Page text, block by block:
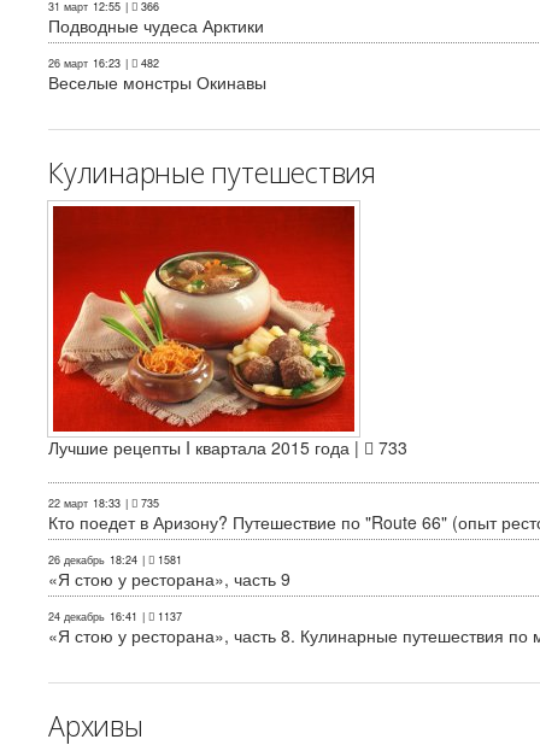
31 март 12:55 | 366
Подводные чудеса Арктики
26 март 16:23 | 482
Веселые монстры Окинавы
Кулинарные путешествия
Лучшие рецепты I квартала 2015 года | 733
22 март 18:33 | 735
Кто поедет в Аризону? Путешествие по "Route 66" (опыт
26 декабрь 18:24 | 1581
«Я стою у ресторана», часть 9
24 декабрь 16:41 | 1137
«Я стою у ресторана», часть 8. Кулинарные путешествия по
Архивы